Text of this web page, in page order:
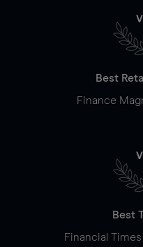
Best
Finance
Best
Financial